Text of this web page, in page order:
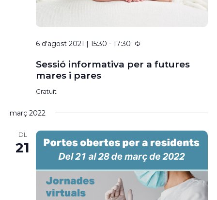
6 d'agost 2021 | 15:30 - 17:30
Sessió informativa per a futures
mares i pares
Gratuït
març 2022
DL
21